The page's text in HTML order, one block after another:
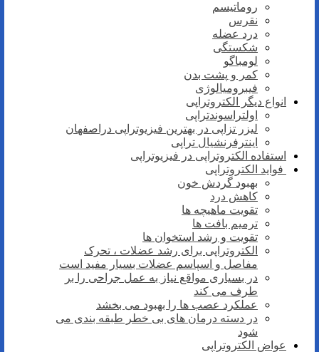
روماتیسم
نقرس
درد عضله
شکستگی
لومباگو
کمر و پشت بدن
فیبرومیالوژی
انواع دیگر الکتروتراپی
اولتراسوندتراپی
لیزر تزاپی در بهترین فیزیوتراپی دراصفهان
اینترفرنشیال تراپی
استفاده الکتروتراپی در فیزیوتراپی
فواید الکتروتراپی
بهبود گردش خون
کاهش درد
تقویت ماهیچه ها
ترمیم بافت ها
تقویت و رشد استخوان ها
الکتروتراپی برای رشد عضلات ، تحرک
مفاصل و اسپاسم عضلات بسیار مفید است
در بسیاری مواقع نیاز به عمل جراحی را بر
طرف می کند
عملکرد عصب ها را بهبود می بخشد
در دسته درمان های بی خطر طبقه بندی می
شود
عواض الکتروتراپی